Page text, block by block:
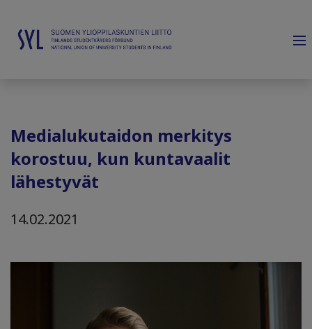
Medialukutaidon merkitys
korostuu, kun kuntavaalit
lähestyvät
14.02.2021